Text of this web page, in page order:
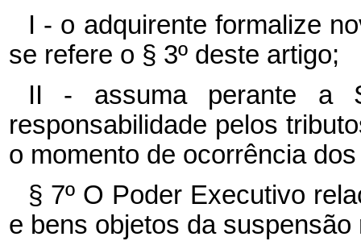
I - o adquirente formalize
se refere o § 3º deste artigo;
II - assuma perante a
responsabilidade pelos
o momento de ocorrência
§ 7º O Poder Executivo
e bens objetos da